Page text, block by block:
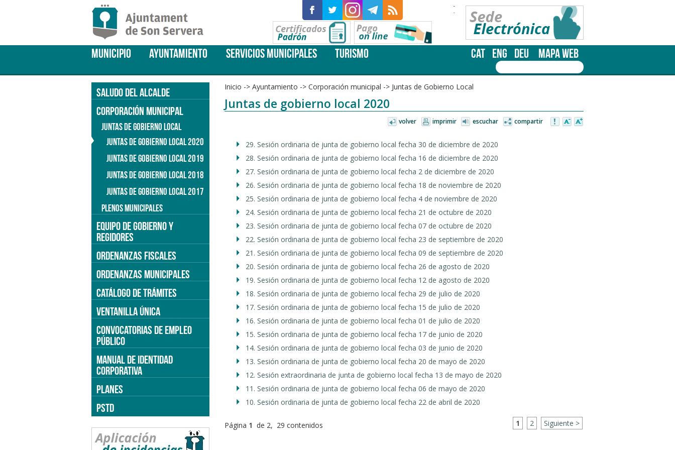
-
-
MUNICIPIO AYUNTAMIENTO SERVICIOS MUNICIPALES TURISMO CAT ENG DEU MAPA WEB
Inicio -> Ayuntamiento -> Corporación municipal -> Juntas de Gobierno Local
Juntas de gobierno local 2020
volver imprimir escuchar compartir
29. Sesión ordinaria de junta de gobierno local fecha 30 de diciembre de 2020
28. Sesión ordinaria de junta de gobierno local fecha 16 de diciembre de 2020
27. Sesión ordinaria de junta de gobierno local fecha 2 de diciembre de 2020
26. Sesión ordinaria de junta de gobierno local fecha 18 de noviembre de 2020
25. Sesión ordinaria de junta de gobierno local fecha 4 de noviembre de 2020
24. Sesión ordinaria de junta de gobierno local fecha 21 de octubre de 2020
23. Sesión ordinaria de junta de gobierno local fecha 07 de octubre de 2020
22. Sesión ordinaria de junta de gobierno local fecha 23 de septiembre de 2020
21. Sesión ordinaria de junta de gobierno local fecha 09 de septiembre de 2020
20. Sesión ordinaria de junta de gobierno local fecha 26 de agosto de 2020
19. Sesión ordinaria de junta de gobierno local fecha 12 de agosto de 2020
18. Sesión ordinaria de junta de gobierno local fecha 29 de julio de 2020
17. Sesión ordinaria de junta de gobierno local fecha 15 de julio de 2020
16. Sesión ordinaria de junta de gobierno local fecha 01 de julio de 2020
15. Sesión ordinaria de junta de gobierno local fecha 17 de junio de 2020
14. Sesión ordinaria de junta de gobierno local fecha 03 de junio de 2020
13. Sesión ordinaria de junta de gobierno local fecha 20 de mayo de 2020
12. Sesión extraordinaria de junta de gobierno local fecha 13 de mayo de 2020
11. Sesión ordinaria de junta de gobierno local fecha 06 de mayo de 2020
10. Sesión ordinaria de junta de gobierno local fecha 22 de abril de 2020
Página 1 de 2, 29 contenidos 1 2 Siguiente >
SALUDO DEL ALCALDE
CORPORACIÓN MUNICIPAL
JUNTAS DE GOBIERNO LOCAL
JUNTAS DE GOBIERNO LOCAL 2020
JUNTAS DE GOBIERNO LOCAL 2019
JUNTAS DE GOBIERNO LOCAL 2018
JUNTAS DE GOBIERNO LOCAL 2017
PLENOS MUNICIPALES
EQUIPO DE GOBIERNO Y
REGIDORES
ORDENANZAS FISCALES
ORDENANZAS MUNICIPALES
CATÁLOGO DE TRÁMITES
VENTANILLA ÚNICA
CONVOCATORIAS DE EMPLEO
PÚBLICO
MANUAL DE IDENTIDAD
CORPORATIVA
PLANES
PSTD